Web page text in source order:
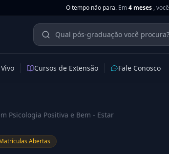
O tempo não para. Em4 meses ,
Cursos de Extensão Fale Conosco
Psicologia Positiva e Bem - Estar
Abertas